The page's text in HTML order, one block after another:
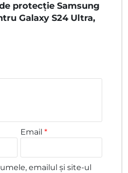
protecție Samsung
Galaxy S24 Ultra,
Email*
emailul și site-ul